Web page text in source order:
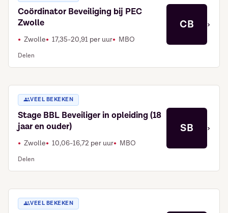
Coördinator Beveiliging bij PEC
Zwolle
Zwolle 17,35-20,91 per uur MBO
Delen
CB ›
VEEL BEKEKEN
Stage BBL Beveiliger in opleiding (18
jaar en ouder)
Zwolle 10,06-16,72 per uur MBO
Delen
SB ›
VEEL BEKEKEN